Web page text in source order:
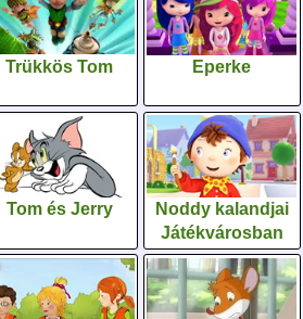
Trükkös Tom Eperke
Tom és Jerry
Noddy kalandjai
Játékvárosban